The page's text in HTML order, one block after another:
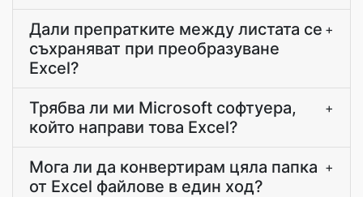
Дали препратките между листата се
съхраняват при преобразуване
Excel?
+
Трябва ли ми Microsoft софтуера,
който направи това Excel?
+
Мога ли да конвертирам цяла папка
от Excel файлове в един ход?
+